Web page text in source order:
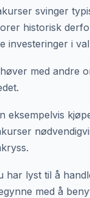
svinger
historisk
investeringer i
med andre
eksempelvis
har lyst til å
med å